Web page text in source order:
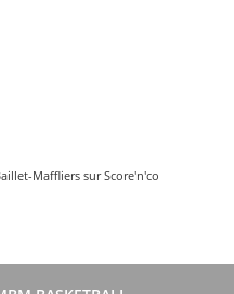
Maffliers sur Score'n'co